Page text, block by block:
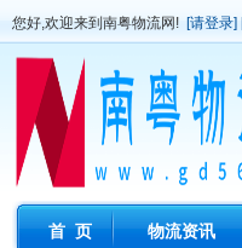
您好,欢迎来到南粤物流网! [请登录]
首 页 物流资讯